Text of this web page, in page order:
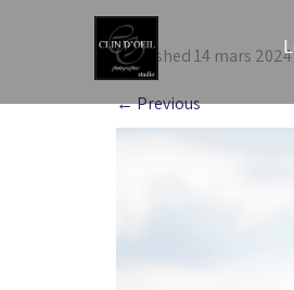
Published14 mars 2024
←Previous